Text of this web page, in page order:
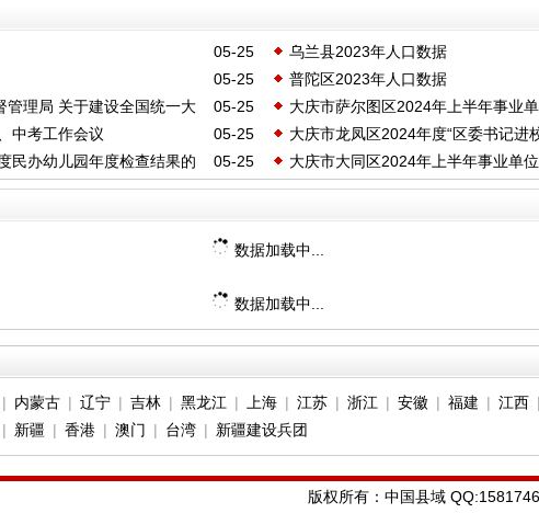
05-25
乌兰县2023年人口数据
05-25
普陀区2023年人口数据
05-25
管理局 关于建设全国统一大
大庆市萨尔图区2024年上半年事业
资格确认的通知
05-25
中考工作会议
大庆市龙凤区2024年度“区委书记进
能力测评有关事宜的通知
05-25
民办幼儿园年度检查结果的
大庆市大同区2024年上半年事业单
格确认及年龄放宽现场审核通知
数据加载中...
数据加载中...
内蒙古| 辽宁| 吉林| 黑龙江 | 上海| 江苏| 浙江 | 安徽| 福建 | 江西|
| 新疆 | 香港| 澳门 | 台湾| 新疆建设兵团
版权所有：中国县域